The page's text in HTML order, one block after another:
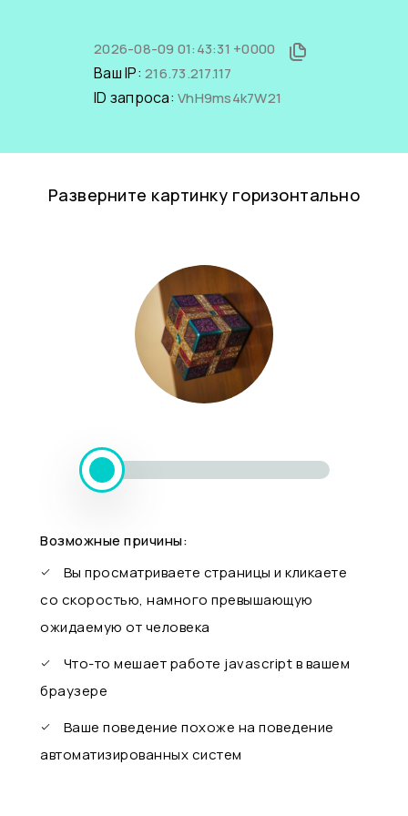
2026-08-09 01:43:31 +0000
Ваш IP: 216.73.217.117
ID запроса: VhH9ms4k7W21
Разверните картинку горизонтально
Возможные причины:
Вы просматриваете страницы и кликаете
со скоростью, намного превышающую
ожидаемую от человека
Что-то мешает работе javascript в вашем
браузере
Ваше поведение похоже на поведение
автоматизированных систем